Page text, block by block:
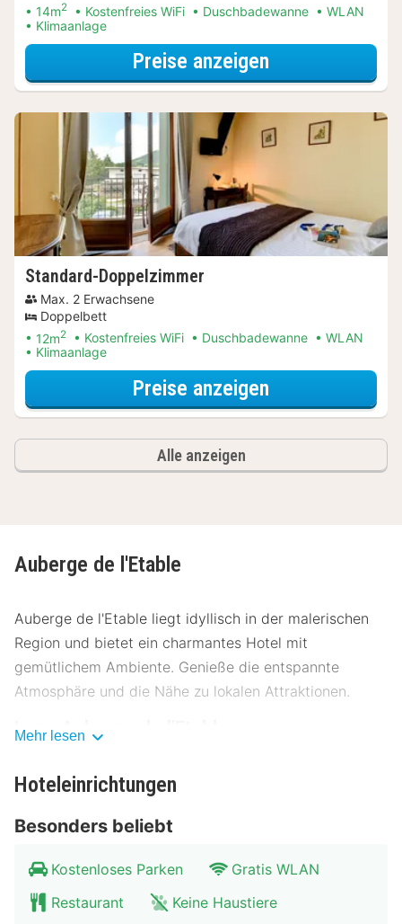
14m2 Kostenfreies WiFi Duschbadewanne
WLAN
Klimaanlage
Preise anzeigen
Standard-Doppelzimmer
Max. 2 Erwachsene
Doppelbett
12m2 Kostenfreies WiFi Duschbadewanne
WLAN
Klimaanlage
Preise anzeigen
Alle anzeigen
Auberge de l'Etable
Auberge de l'Etable liegt idyllisch in der malerischen
Region und bietet ein charmantes Hotel mit
gemütlichem Ambiente. Genieße die entspannte
Atmosphäre und die Nähe zu lokalen Attraktionen.
Lage Auberge de l'Etable
Gegend, nur wenige Schritte vom Stadtzentrum
Umgebung zu erkunden. Nur 200 Meter entfernt
findest du das faszinierende Museum der Region. Ein
kurzer Spaziergang von 500 Metern führt dich zur
historischen Hauptplatz, wo du die lokale Kultur
Mehr lesen
Hoteleinrichtungen
Besonders beliebt
Kostenloses Parken
Gratis WLAN
Restaurant
Keine Haustiere